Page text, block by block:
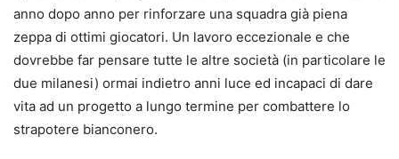
anno dopo anno per rinforzare una squadra già piena
zeppa di ottimi giocatori. Un lavoro eccezionale e che
dovrebbe far pensare tutte le altre società (in particolare le
due milanesi) ormai indietro anni luce ed incapaci di dare
vita ad un progetto a lungo termine per combattere lo
strapotere bianconero.